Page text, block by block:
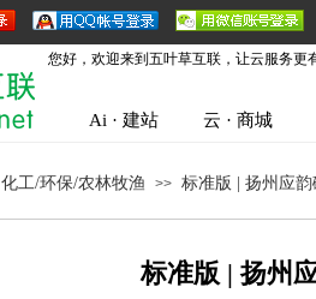
您好，欢迎来到五叶草互联，让云服务更
Ai · 建站 云 · 商城
化工/环保/农林牧渔 >> 标准版 | 扬州应
标准版 | 扬州